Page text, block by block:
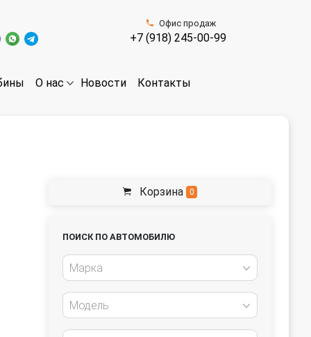
Офис продаж
+7 (918) 245-00-99
О нас Новости Контакты
Корзина 0
ПОИСК ПО АВТОМОБИЛЮ
Марка
Модель